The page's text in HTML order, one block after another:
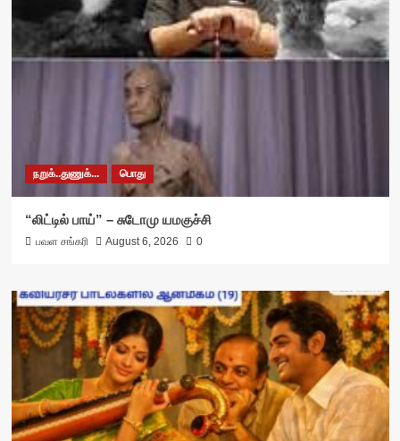
நறுக்..துணுக்... பொது
“லிட்டில் பாய்” – சுடோமு யமகுச்சி
பவள சங்கரி August 6, 2026 0